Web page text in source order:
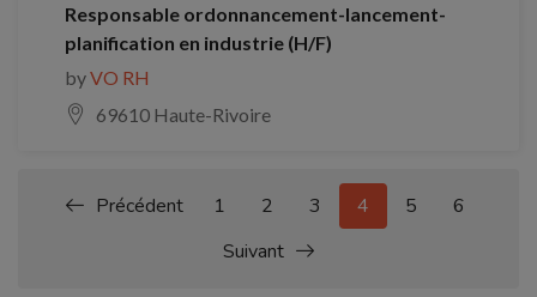
Responsable ordonnancement-lancement-
planification en industrie (H/F)
byVO RH
69610 Haute-Rivoire
Précédent 1 2 3 4 5
6
Suivant